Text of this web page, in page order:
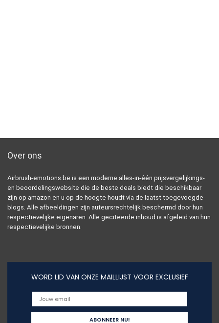
Over ons
Airbrush-emotions.be is een moderne alles-in-één prijsvergelijkings-
en beoordelingswebsite die de beste deals biedt die beschikbaar
zijn op amazon en u op de hoogte houdt via de laatst toegevoegde
blogs. Alle afbeeldingen zijn auteursrechtelijk beschermd door hun
respectievelijke eigenaren. Alle geciteerde inhoud is afgeleid van hun
respectievelijke bronnen.
WORD LID VAN ONZE MAILLIJST VOOR EXCLUSIEF